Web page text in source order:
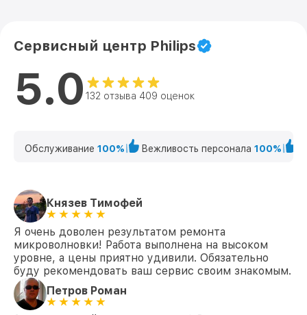
Сервисный центр Philips
5.0 132 отзыва 409 оценок
Обслуживание 100% Вежливость персонала 100%
Князев Тимофей
Я очень доволен результатом ремонта
микроволновки! Работа выполнена на высоком
уровне, а цены приятно удивили. Обязательно
буду рекомендовать ваш сервис своим знакомым.
Петров Роман